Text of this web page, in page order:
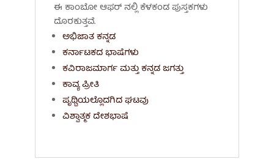
ಈ ಕಾಂಬೋ ಆಫರ್ ನಲ್ಲಿ ಕೆಳಕಂಡ ಪುಸ್ತಕಗಳು
ದೊರಕುತ್ತವೆ.
ಅಭಿಜಾತ ಕನ್ನಡ
ಕರ್ನಾಟಕದ ಭಾಷೆಗಳು
ಕವಿರಾಜಮಾರ್ಗ ಮತ್ತು ಕನ್ನಡ ಜಗತ್ತು
ಕಾವ್ಯ ಪ್ರೀತಿ
ಪೃಥ್ವಿಯಲ್ಲೊದಗಿದ ಘಟವು
ವಿಶ್ವಾತ್ಮಕ ದೇಶಭಾಷೆ